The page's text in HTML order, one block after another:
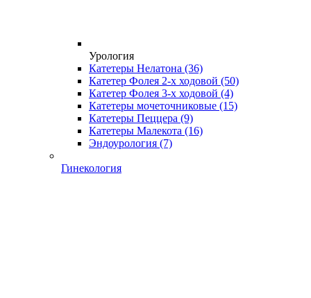
Урология
Катетеры Нелатона (36)
Катетер Фолея 2-х ходовой (50)
Катетер Фолея 3-х ходовой (4)
Катетеры мочеточниковые (15)
Катетеры Пеццера (9)
Катетеры Малекота (16)
Эндоурология (7)
Гинекология